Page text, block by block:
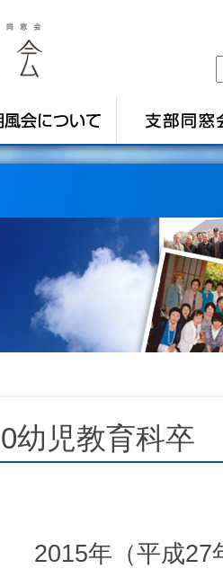
幼児教育科卒
年（平成27